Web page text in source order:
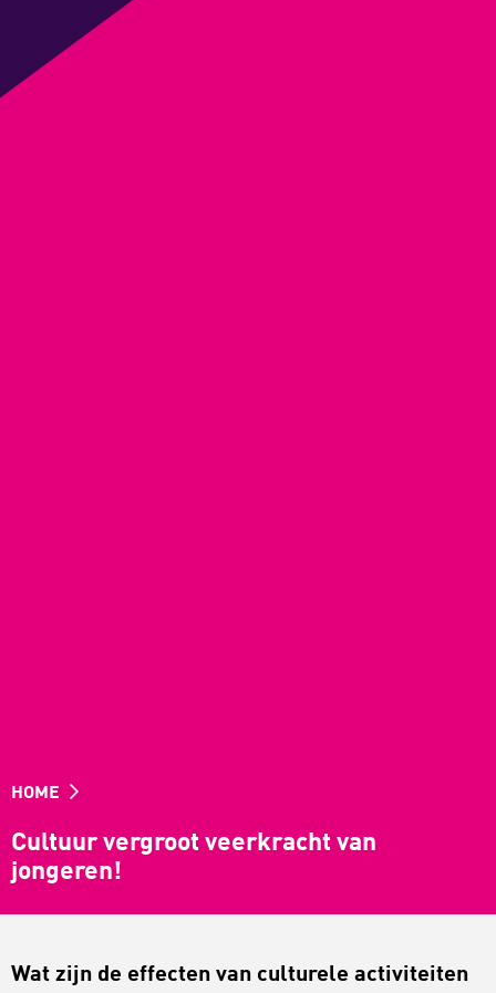
HOME
Cultuur vergroot veerkracht van
jongeren!
Wat zijn de effecten van culturele activiteiten